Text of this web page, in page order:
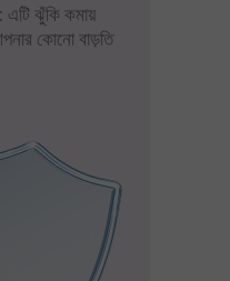
এটি ঝুঁকি কমায়
কোনো বাড়তি